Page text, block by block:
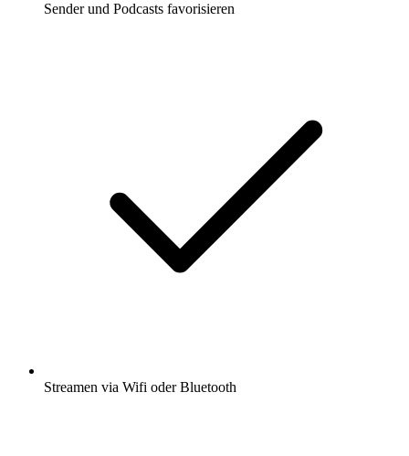
Sender und Podcasts favorisieren
Streamen via Wifi oder Bluetooth